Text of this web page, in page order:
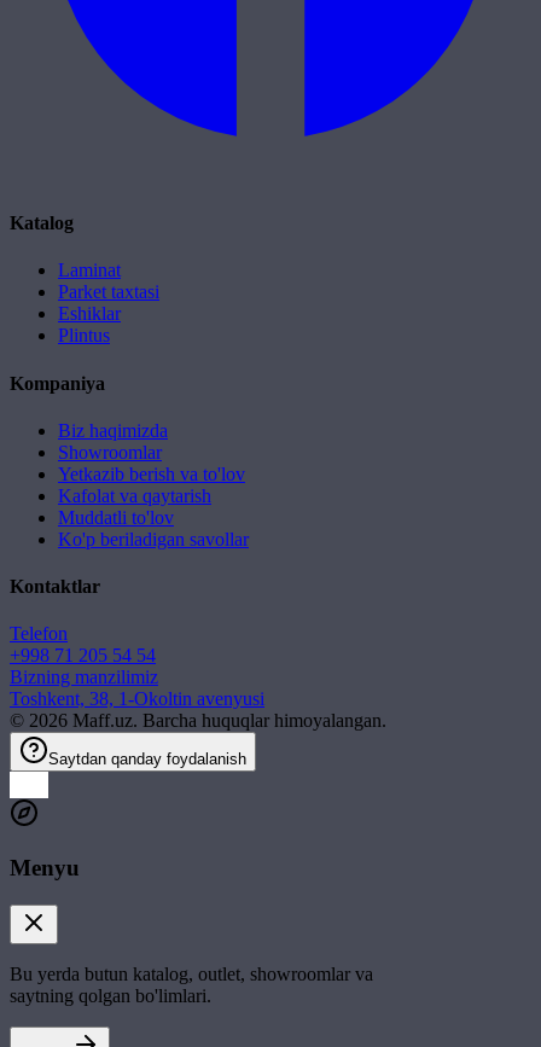
Katalog
Laminat
Parket taxtasi
Eshiklar
Plintus
Kompaniya
Biz haqimizda
Showroomlar
Yetkazib berish va to'lov
Kafolat va qaytarish
Muddatli to'lov
Ko'p beriladigan savollar
Kontaktlar
Telefon
+998 71 205 54 54
Bizning manzilimiz
Toshkent, 38, 1-Okoltin avenyusi
© 2026 Maff.uz. Barcha huquqlar himoyalangan.
Saytdan qanday foydalanish
Menyu
Bu yerda butun katalog, outlet, showroomlar va
saytning qolgan bo'limlari.